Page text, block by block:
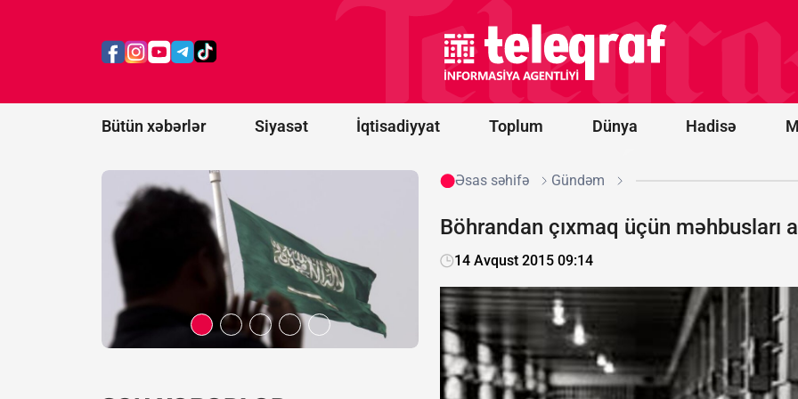
Bütün xəbərlər Siyasət İqtisadiyyat Toplum Dünya Hadisə
nəticəsində
yaralanıb
Belarus
"Euronews"u
ekstremist
resurslar
siyahısına
Əsas səhifə Gündəm
Böhrandan çıxmaq üçün məhbusları
14 Avqust 2015 09:14